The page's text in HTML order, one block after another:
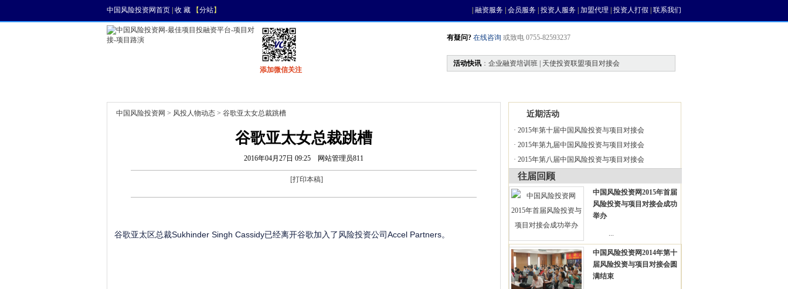
中国风险投资网首页 收 藏 【分站】 融资服务 会员服务 投资人服务 加盟代理 投资人打假 联系我们
添加微信关注
有疑问? 在线咨询 或致电 0755-82593237
活动快讯 ： 企业融资培训班 | 天使投资联盟项目对接会
中国风险投资网 > 风投人物动态 > 谷歌亚太女总裁跳槽
谷歌亚太女总裁跳槽
2016年04月27日 09:25 网站管理员811
[打印本稿]
谷歌亚太区总裁Sukhinder Singh Cassidy已经离开谷歌加入了风险投资公司Accel Partners。
近期活动
· 2015年第十届中国风险投资与项目对接会
· 2015年第九届中国风险投资与项目对接会
· 2015年第八届中国风险投资与项目对接会
往届回顾
中国风险投资网2015年首届
风险投资与项目对接会成功
举办
...
中国风险投资网2014年第十
届风险投资与项目对接会圆
满结束